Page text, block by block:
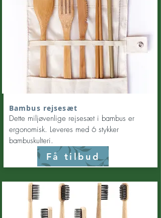
Bambus rejsesæt
Dette miljøvenlige rejsesæt i bambus er
ergonomisk. Leveres med 6 stykker
bambuskulteri.
Få tilbud